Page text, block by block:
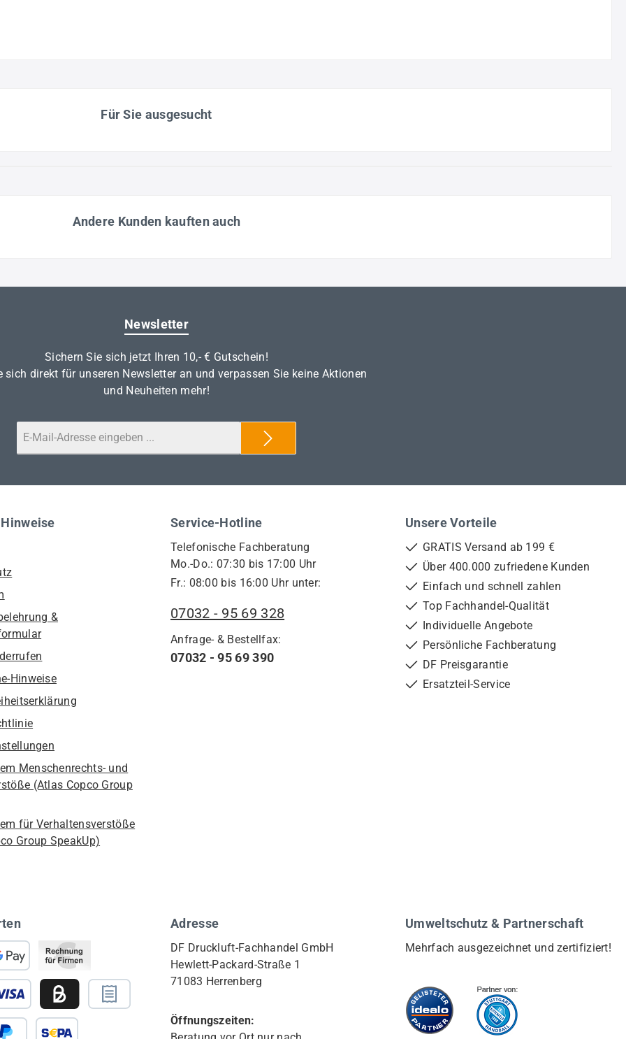
Für Sie ausgesucht
Andere Kunden kauften auch
Newsletter
Sichern Sie sich jetzt Ihren 10,- € Gutschein!
sich direkt für unseren Newsletter an und verpassen Sie keine Aktionen
und Neuheiten mehr!
Service-Hotline
Telefonische Fachberatung
Mo.-Do.: 07:30 bis 17:00 Uhr
Fr.: 08:00 bis 16:00 Uhr unter:
07032 - 95 69 328
Anfrage- & Bestellfax:
07032 - 95 69 390
&
Hinweise
Menschenrechts- und
(Atlas Copco Group
für Verhaltensverstöße
Group SpeakUp)
Unsere Vorteile
GRATIS Versand ab 199 €
Über 400.000 zufriedene Kunden
Einfach und schnell zahlen
Top Fachhandel-Qualität
Individuelle Angebote
Persönliche Fachberatung
DF Preisgarantie
Ersatzteil-Service
Adresse
DF Druckluft-Fachhandel GmbH
Hewlett-Packard-Straße 1
71083 Herrenberg
Öffnungszeiten:
Umweltschutz & Partnerschaft
Mehrfach ausgezeichnet und zertifiziert!